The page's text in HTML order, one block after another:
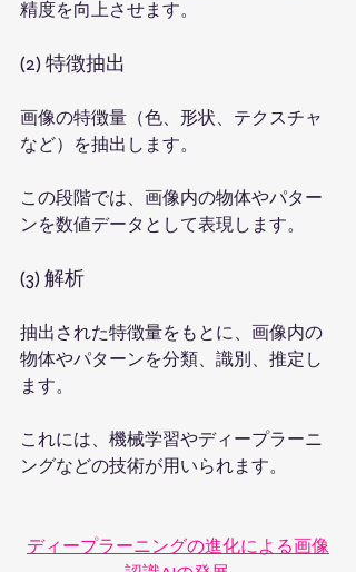
精度を向上させます。
(2) 特徴抽出
画像の特徴量（色、形状、テクスチャ
など）を抽出します。
この段階では、画像内の物体やパター
ンを数値データとして表現します。
(3) 解析
抽出された特徴量をもとに、画像内の
物体やパターンを分類、識別、推定し
ます。
これには、機械学習やディープラーニ
ングなどの技術が用いられます。
ディープラーニングの進化による画像